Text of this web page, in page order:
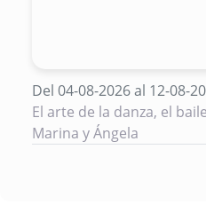
Del 04-08-2026 al 12-08-
El arte de la danza, el
Marina y Ángela